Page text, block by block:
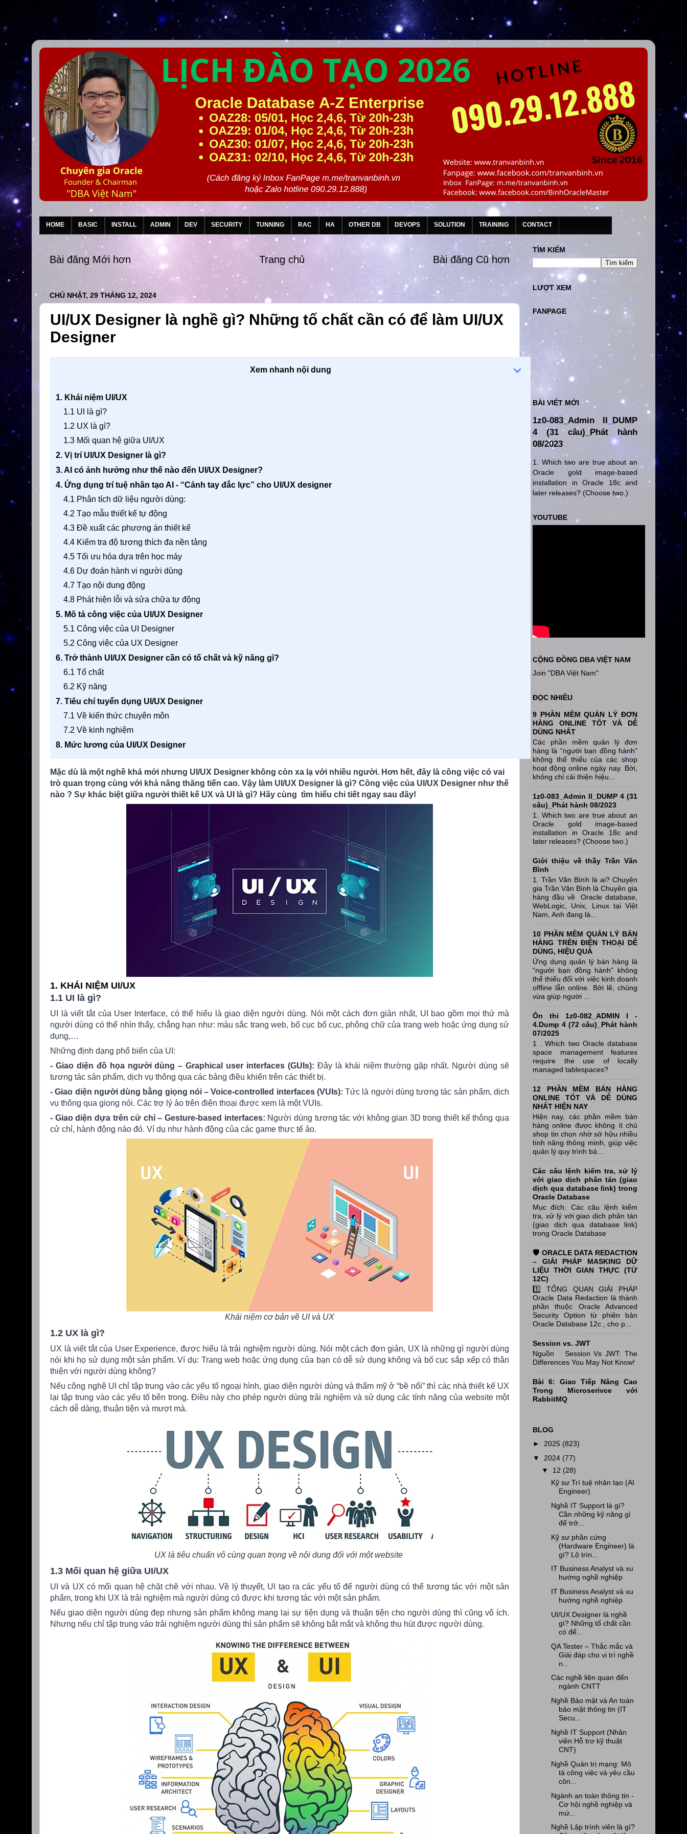
HOME BASIC INSTALL ADMIN DEV SECURITY TUNNING RAC HA OTHER DB DEVOPS SOLUTION TRAINING CONTACT
Bài đăng Mới hơn Bài đăng Cũ hơn
Trang chủ
CHỦ NHẬT, 29 THÁNG 12, 2024
UI/UX Designer là nghề gì? Những tố chất cần có để làm UI/UX
Designer
Xem nhanh nội dung
1. Khái niệm UI/UX
1.1 UI là gì?
1.2 UX là gì?
1.3 Mối quan hệ giữa UI/UX
2. Vị trí UI/UX Designer là gì?
3. AI có ảnh hưởng như thế nào đến UI/UX Designer?
4. Ứng dụng trí tuệ nhân tạo AI - “Cánh tay đắc lực” cho UI/UX designer
4.1 Phân tích dữ liệu người dùng:
4.2 Tạo mẫu thiết kế tự động
4.3 Đề xuất các phương án thiết kế
4.4 Kiểm tra độ tương thích đa nền tảng
4.5 Tối ưu hóa dựa trên học máy
4.6 Dự đoán hành vi người dùng
4.7 Tạo nội dung động
4.8 Phát hiện lỗi và sửa chữa tự động
5. Mô tả công việc của UI/UX Designer
5.1 Công việc của UI Designer
5.2 Công việc của UX Designer
6. Trở thành UI/UX Designer cần có tố chất và kỹ năng gì?
6.1 Tố chất
6.2 Kỹ năng
7. Tiêu chí tuyển dụng UI/UX Designer
7.1 Về kiến thức chuyên môn
7.2 Về kinh nghiệm
8. Mức lương của UI/UX Designer
Mặc dù là một nghề khá mới nhưng UI/UX Designer không còn xa lạ với nhiều người. Hơn hết, đây là công việc có vai
trò quan trọng cùng với khả năng thăng tiến cao. Vậy làm UI/UX Designer là gì? Công việc của UI/UX Designer như thế
nào ? Sự khác biệt giữa người thiết kế UX và UI là gì? Hãy cùng tìm hiểu chi tiết ngay sau đây!
1. KHÁI NIỆM UI/UX
1.1 UI là gì?
UI là viết tắt của User Interface, có thể hiểu là giao diện người dùng. Nói một cách đơn giản nhất, UI bao gồm mọi thứ mà
người dùng có thể nhìn thấy, chẳng hạn như: màu sắc trang web, bố cục bố cục, phông chữ của trang web hoặc ứng dụng sử
dụng,…
Những định dạng phổ biến của UI:
- Giao diện đồ họa người dùng – Graphical user interfaces (GUIs): Đây là khái niệm thường gặp nhất. Người dùng sẽ
tương tác sản phẩm, dịch vụ thông qua các bảng điều khiển trên các thiết bị.
- Giao diện người dùng bằng giọng nói – Voice-controlled interfaces (VUIs): Tức là người dùng tương tác sản phẩm, dịch
vụ thông qua giọng nói. Các trợ lý ảo trên điện thoại được xem là một VUIs.
- Giao diện dựa trên cử chỉ – Gesture-based interfaces: Người dùng tương tác với không gian 3D trong thiết kế thông qua
cử chỉ, hành động nào đó. Ví dụ như hành động của các game thực tế ảo.
Khái niệm cơ bản về UI và UX
1.2 UX là gì?
UX là viết tắt của User Experience, được hiểu là trải nghiệm người dùng. Nói một cách đơn giản, UX là những gì người dùng
nói khi họ sử dụng một sản phẩm. Ví dụ: Trang web hoặc ứng dụng của bạn có dễ sử dụng không và bố cục sắp xếp có thân
thiện với người dùng không?
Nếu công nghệ UI chỉ tập trung vào các yếu tố ngoại hình, giao diện người dùng và thẩm mỹ ở “bề nổi” thì các nhà thiết kế UX
lại tập trung vào các yếu tố bên trong. Điều này cho phép người dùng trải nghiệm và sử dụng các tính năng của website một
cách dễ dàng, thuận tiện và mượt mà.
UX là tiêu chuẩn vô cùng quan trọng về nội dung đối với một website
1.3 Mối quan hệ giữa UI/UX
UI và UX có mối quan hệ chặt chẽ với nhau. Về lý thuyết, UI tạo ra các yếu tố để người dùng có thể tương tác với một sản
phẩm, trong khi UX là trải nghiệm mà người dùng có được khi tương tác với một sản phẩm.
Nếu giao diện người dùng đẹp nhưng sản phẩm không mang lại sự tiện dụng và thuận tiện cho người dùng thì cũng vô ích.
Nhưng nếu chỉ tập trung vào trải nghiệm người dùng thì sản phẩm sẽ không bắt mắt và không thu hút được người dùng.
TÌM KIẾM
LƯỢT XEM
FANPAGE
BÀI VIẾT MỚI
1z0-083_Admin II_DUMP
4 (31 câu)_Phát hành
08/2023
1. Which two are true about an
Oracle gold image-based
installation in Oracle 18c and
later releases? (Choose two.)
YOUTUBE
CỘNG ĐỒNG DBA VIỆT NAM
Join "DBA Việt Nam"
ĐỌC NHIỀU
9 PHẦN MỀM QUẢN LÝ ĐƠN
HÀNG ONLINE TỐT VÀ DỄ
DÙNG NHẤT
Các phần mềm quản lý đơn
hàng là “người bạn đồng hành”
không thể thiếu của các shop
hoạt động online ngày nay. Bởi,
không chỉ cải thiện hiệu...
1z0-083_Admin II_DUMP 4 (31
câu)_Phát hành 08/2023
1. Which two are true about an
Oracle gold image-based
installation in Oracle 18c and
later releases? (Choose two.)
Giới thiệu về thầy Trần Văn
Bình
1. Trần Văn Bình là ai? Chuyên
gia Trần Văn Bình là Chuyên gia
hàng đầu về Oracle database,
WebLogic, Unix, Linux tại Việt
Nam, Anh đang là...
10 PHẦN MỀM QUẢN LÝ BÁN
HÀNG TRÊN ĐIỆN THOẠI DỄ
DÙNG, HIỆU QUẢ
Ứng dụng quản lý bán hàng là
“người bạn đồng hành” không
thể thiếu đối với việc kinh doanh
offline lẫn online. Bởi lẽ, chúng
vừa giúp người ...
Ôn thi 1z0-082_ADMIN I -
4.Dump 4 (72 câu)_Phát hành
07/2025
1 . Which two Oracle database
space management features
require the use of locally
managed tablespaces?
12 PHẦN MỀM BÁN HÀNG
ONLINE TỐT VÀ DỄ DÙNG
NHẤT HIỆN NAY
Hiện nay, các phần mềm bán
hàng online được không ít chủ
shop tin chọn nhờ sở hữu nhiều
tính năng thông minh, giúp việc
quản lý quy trình bá...
Các câu lệnh kiểm tra, xử lý
với giao dịch phân tán (giao
dịch qua database link) trong
Oracle Database
Mục đích: Các câu lệnh kiểm
tra, xử lý với giao dịch phân tán
(giao dịch qua database link)
trong Oracle Database
🛡️ ORACLE DATA REDACTION
– GIẢI PHÁP MASKING DỮ
LIỆU THỜI GIAN THỰC (TỪ
12C)
1️⃣ TỔNG QUAN GIẢI PHÁP
Oracle Data Redaction là thành
phần thuộc Oracle Advanced
Security Option từ phiên bản
Oracle Database 12c , cho p...
Session vs. JWT
Nguồn Session Vs JWT: The
Differences You May Not Know!
Bài 6: Giao Tiếp Nâng Cao
Trong Microserivce với
RabbitMQ
BLOG
► 2025 (823)
▼ 2024 (77)
▼ 12 (28)
Kỹ sư Trí tuệ nhân tạo (AI
Engineer)
Nghề IT Support là gì?
Cần những kỹ năng gì
để trở...
Kỹ sư phần cứng
(Hardware Engineer) là
gì? Lộ trìn...
IT Business Analyst và xu
hướng nghề nghiệp
IT Business Analyst và xu
hướng nghề nghiệp
UI/UX Designer là nghề
gì? Những tố chất cần
có để...
QA Tester – Thắc mắc và
Giải đáp cho vị trí nghề
n...
Các nghề liên quan đến
ngành CNTT
Nghề Bảo mật và An toàn
bảo mật thông tin (IT
Secu...
Nghề IT Support (Nhân
viên Hỗ trợ kỹ thuật
CNT)
Nghề Quản trị mạng: Mô
tả công việc và yêu cầu
côn...
Ngành an toàn thông tin -
Cơ hội nghề nghiệp và
mứ...
Nghề Lập trình viên là gì?